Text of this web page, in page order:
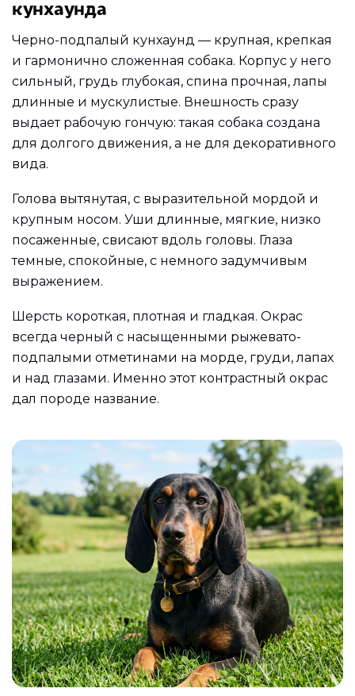
кунхаунда
Черно-подпалый кунхаунд — крупная, крепкая
и гармонично сложенная собака. Корпус у него
сильный, грудь глубокая, спина прочная, лапы
длинные и мускулистые. Внешность сразу
выдает рабочую гончую: такая собака создана
для долгого движения, а не для декоративного
вида.
Голова вытянутая, с выразительной мордой и
крупным носом. Уши длинные, мягкие, низко
посаженные, свисают вдоль головы. Глаза
темные, спокойные, с немного задумчивым
выражением.
Шерсть короткая, плотная и гладкая. Окрас
всегда черный с насыщенными рыжевато-
подпалыми отметинами на морде, груди, лапах
и над глазами. Именно этот контрастный окрас
дал породе название.